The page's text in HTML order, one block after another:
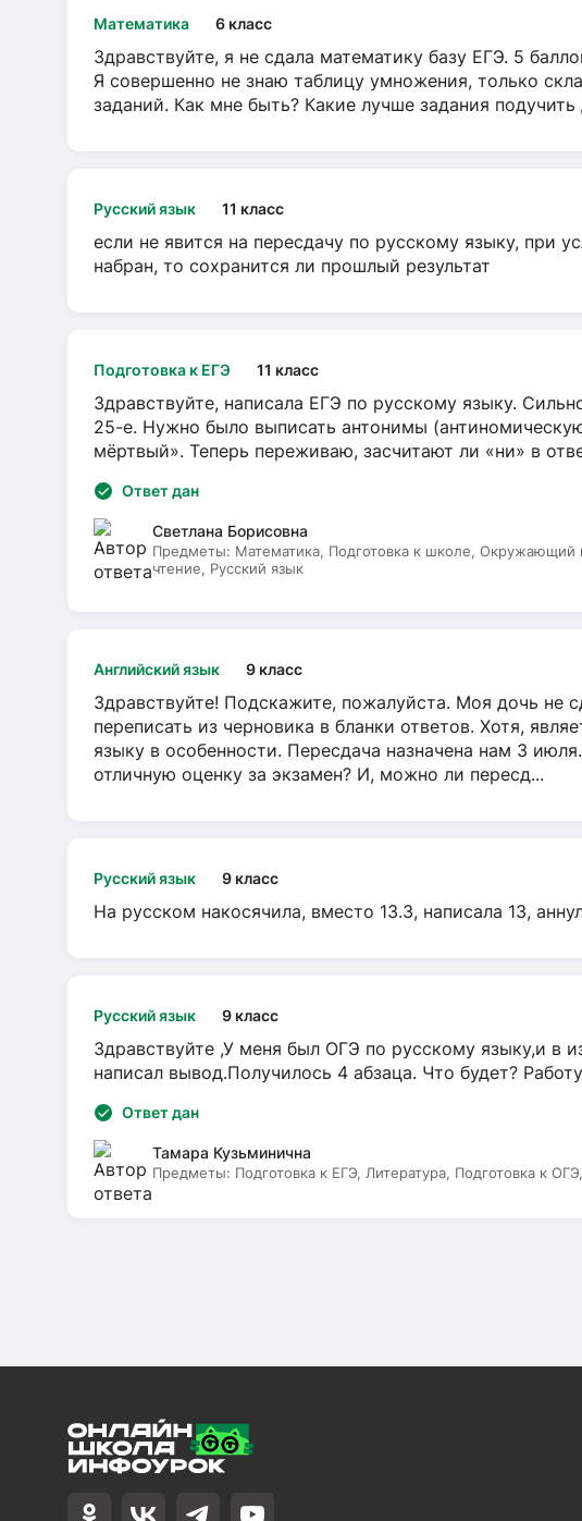
Математика 6 класс
Здравствуйте, я не сдала математику базу ЕГЭ. 5
Я совершенно не знаю таблицу умножения, только
заданий. Как мне быть? Какие лучше задания
Русский язык 11 класс
если не явится на пересдачу по русскому языку, при
набран, то сохранится ли прошлый результат
Подготовка к ЕГЭ 11 класс
Здравствуйте, написала ЕГЭ по русскому языку.
25-е. Нужно было выписать антонимы
мёртвый». Теперь переживаю, засчитают ли «ни» в
Ответ дан
Светлана Борисовна
Предметы: Математика, Подготовка к школе, Окружающий
чтение, Русский язык
Английский язык 9 класс
Здравствуйте! Подскажите, пожалуйста. Моя дочь не
переписать из черновика в бланки ответов. Хотя,
языку в особенности. Пересдача назначена нам 3
отличную оценку за экзамен? И, можно ли пересд...
Русский язык 9 класс
На русском накосячила, вместо 13.3, написала 13,
Русский язык 9 класс
Здравствуйте ,У меня был ОГЭ по русскому языку,и в
написал вывод.Получилось 4 абзаца. Что будет?
Ответ дан
Тамара Кузьминична
Предметы: Подготовка к ЕГЭ, Литература, Подготовка к